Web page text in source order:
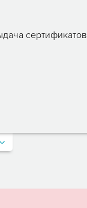
сертификатов